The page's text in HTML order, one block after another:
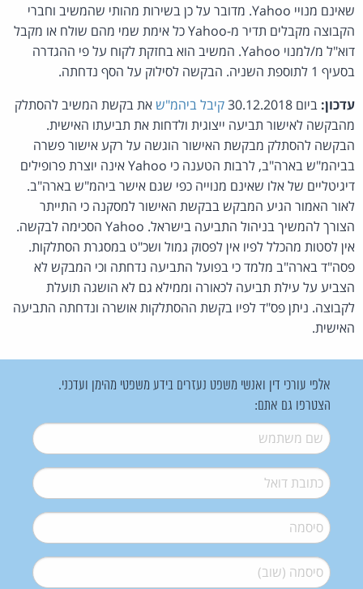
שאינם מנויי Yahoo. מדובר על כן בשירות מהותי שהמשיב וחברי
הקבוצה מקבלים תדיר מ-Yahoo כל אימת שמי מהם שולח או מקבל
דוא"ל מ/למנוי Yahoo. המשיב הוא בחזקת לקוח על פי ההגדרה
בסעיף 1 לתוספת השניה. הבקשה לסילוק על הסף נדחתה.
עדכון: ביום 30.12.2018 קיבל ביהמ"שאת בקשת המשיב להסתלק
מהבקשה לאישור תביעה ייצוגית ולדחות את תביעתו האישית.
הבקשה להסתלק מבקשת האישור הוגשה על רקע אישור פשרה
בביהמ"ש בארה"ב, לרבות הטענה כי Yahoo אינה יוצרת פרופילים
דיגיטליים של אלו שאינם מנוייה כפי שגם אישר ביהמ"ש בארה"ב.
לאור האמור הגיע המבקש בבקשת האישור למסקנה כי התייתר
הצורך להמשיך בניהול התביעה בישראל. Yahoo הסכימה לבקשה.
אין לסטות מהכלל לפיו אין לפסוק גמול ושכ"ט במסגרת הסתלקות.
פסה"ד בארה"ב מלמד כי בפועל התביעה נדחתה וכי המבקש לא
הצביע על עילת תביעה לכאורה וממילא גם לא הושגה תועלת
לקבוצה. ניתן פס"ד לפיו בקשת ההסתלקות אושרה ונדחתה התביעה
האישית.
אלפי עורכי דין ואנשי משפט נעזרים בידע משפטי מהימן ועדכני.
הצטרפו גם אתם:
שם משתמש*
דואל*
סיסמה*
סיסמה (שוב)*